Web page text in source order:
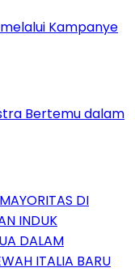
Kampanye
Bertemu dalam
DI
INDUK
DALAM
ITALIA BARU